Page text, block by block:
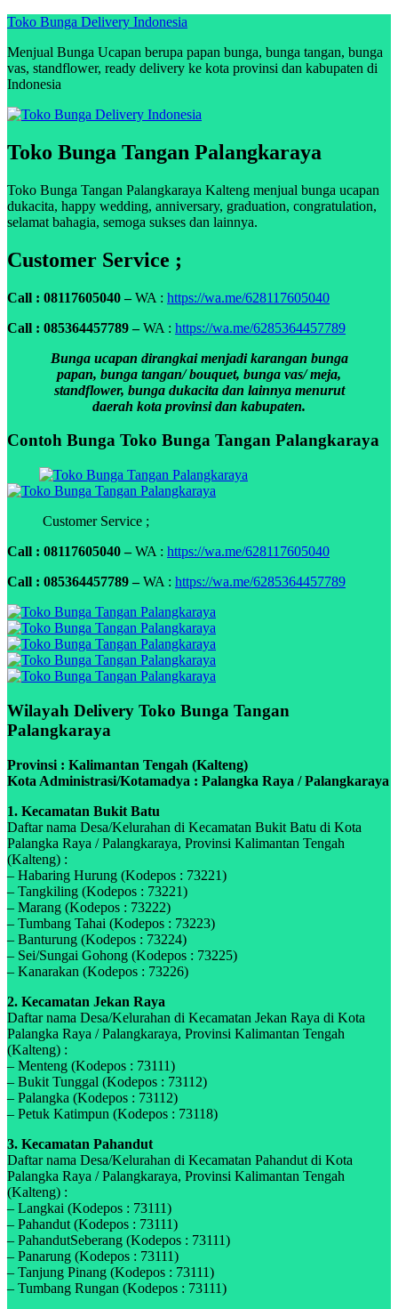
Skip
content
Toko Bunga Delivery Indonesia
Menjual Bunga Ucapan berupa papan bunga, bunga tangan, bunga
vas, standflower, ready delivery ke kota provinsi dan kabupaten di
Indonesia
Toko Bunga Tangan Palangkaraya
Toko Bunga Tangan Palangkaraya Kalteng menjual bunga ucapan
dukacita, happy wedding, anniversary, graduation, congratulation,
selamat bahagia, semoga sukses dan lainnya.
Customer Service ;
Call : 08117605040 –WA : https://wa.me/628117605040
Call : 085364457789 –WA : https://wa.me/6285364457789
Bunga ucapan dirangkai menjadi karangan bunga
papan, bunga tangan/ bouquet, bunga vas/ meja,
standflower, bunga dukacita dan lainnya menurut
daerah kota provinsi dan kabupaten.
Contoh Bunga Toko Bunga Tangan Palangkaraya
Customer Service ;
Call : 08117605040 –WA : https://wa.me/628117605040
Call : 085364457789 –WA : https://wa.me/6285364457789
Wilayah Delivery Toko Bunga Tangan
Palangkaraya
Provinsi : Kalimantan Tengah (Kalteng)
Kota Administrasi/Kotamadya : Palangka Raya / Palangkaraya
1. Kecamatan Bukit Batu
Daftar nama Desa/Kelurahan di Kecamatan Bukit Batu di Kota
Palangka Raya / Palangkaraya, Provinsi Kalimantan Tengah
(Kalteng) :
– Habaring Hurung (Kodepos : 73221)
– Tangkiling (Kodepos : 73221)
– Marang (Kodepos : 73222)
– Tumbang Tahai (Kodepos : 73223)
– Banturung (Kodepos : 73224)
– Sei/Sungai Gohong (Kodepos : 73225)
– Kanarakan (Kodepos : 73226)
2. Kecamatan Jekan Raya
Daftar nama Desa/Kelurahan di Kecamatan Jekan Raya di Kota
Palangka Raya / Palangkaraya, Provinsi Kalimantan Tengah
(Kalteng) :
– Menteng (Kodepos : 73111)
– Bukit Tunggal (Kodepos : 73112)
– Palangka (Kodepos : 73112)
– Petuk Katimpun (Kodepos : 73118)
3. Kecamatan Pahandut
Daftar nama Desa/Kelurahan di Kecamatan Pahandut di Kota
Palangka Raya / Palangkaraya, Provinsi Kalimantan Tengah
(Kalteng) :
– Langkai (Kodepos : 73111)
– Pahandut (Kodepos : 73111)
– PahandutSeberang (Kodepos : 73111)
– Panarung (Kodepos : 73111)
– Tanjung Pinang (Kodepos : 73111)
– Tumbang Rungan (Kodepos : 73111)